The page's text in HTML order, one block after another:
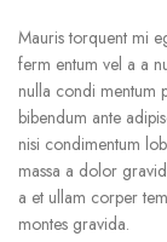
Mauris torquent mi
ferm entum vel a a
nulla condi mentum
bibendum ante
nisi condimentum
massa a dolor
a et ullam corper
montes gravida.